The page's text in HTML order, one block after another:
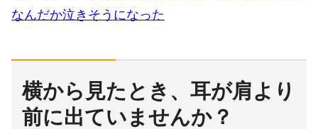
なんだか泣きそうになった
横から見たとき、耳が肩より
前に出ていませんか？